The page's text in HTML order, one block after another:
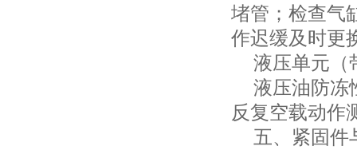
堵管；检查气
作迟缓及时更
液压单元（
液压油防冻
反复空载动作
五、紧固件